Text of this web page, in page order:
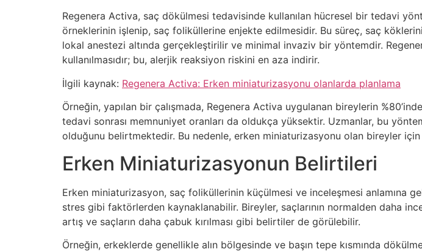
Regenera Activa, saç dökülmesi tedavisinde kullanılan hücresel bir tedavi
örneklerinin işlenip, saç foliküllerine enjekte edilmesidir. Bu süreç, saç
lokal anestezi altında gerçekleştirilir ve minimal invaziv bir yöntemdir.
kullanılmasıdır; bu, alerjik reaksiyon riskini en aza indirir.
İlgili kaynak: Regenera Activa: Erken miniaturizasyonu olanlarda planlama
Örneğin, yapılan bir çalışmada, Regenera Activa uygulanan bireylerin
tedavi sonrası memnuniyet oranları da oldukça yüksektir. Uzmanlar, bu
olduğunu belirtmektedir. Bu nedenle, erken miniaturizasyonu olan bireyler
Erken Miniaturizasyonun Belirtileri
Erken miniaturizasyon, saç foliküllerinin küçülmesi ve inceleşmesi anlamına
stres gibi faktörlerden kaynaklanabilir. Bireyler, saçlarının normalden daha
artış ve saçların daha çabuk kırılması gibi belirtiler de görülebilir.
Örneğin, erkeklerde genellikle alın bölgesinde ve başın tepe kısmında